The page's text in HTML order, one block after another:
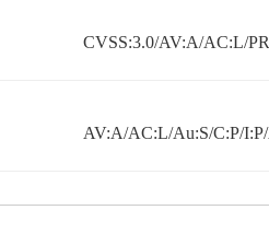
CVSS:3.0/AV:A/AC:L/
AV:A/AC:L/Au:S/C:P/